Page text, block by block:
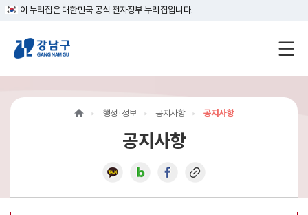
이 누리집은 대한민국 공식 전자정부 누리집입니다.
강
남
구
행정·정보 공지사항 공지사항
공지사항